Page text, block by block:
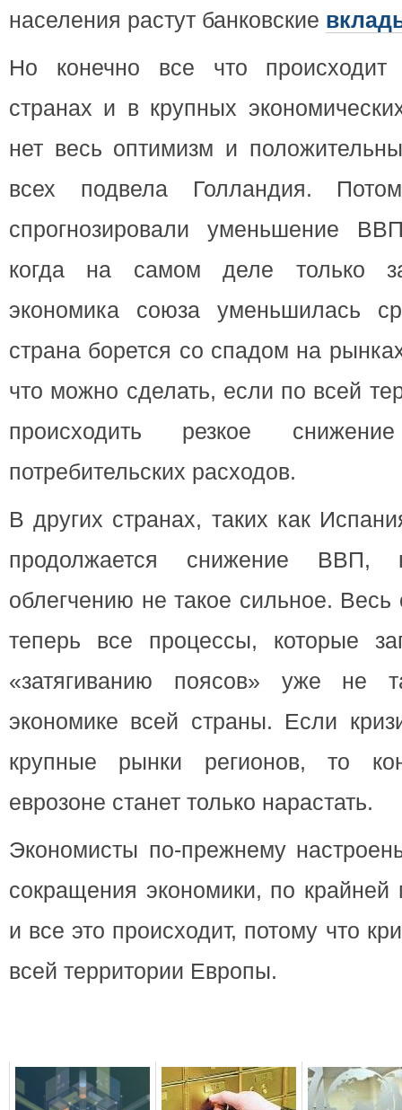
населения растут банковские
Но конечно все что происходит
странах и в крупных
нет весь оптимизм и
всех подвела Голландия.
спрогнозировали уменьшение
когда на самом деле только
экономика союза уменьшилась
страна борется со спадом на
что можно сделать, если по всей
происходить резкое
потребительских расходов.
В других странах, таких как
продолжается снижение
облегчению не такое сильное.
теперь все процессы, которые
«затягиванию поясов» уже не
экономике всей страны. Если
крупные рынки регионов, то
еврозоне станет только нарастать.
Экономисты по-прежнему
сокращения экономики, по
и все это происходит, потому что
всей территории Европы.